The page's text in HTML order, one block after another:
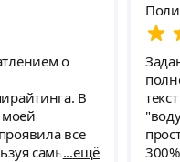
о
В
моей
все
самыеещё